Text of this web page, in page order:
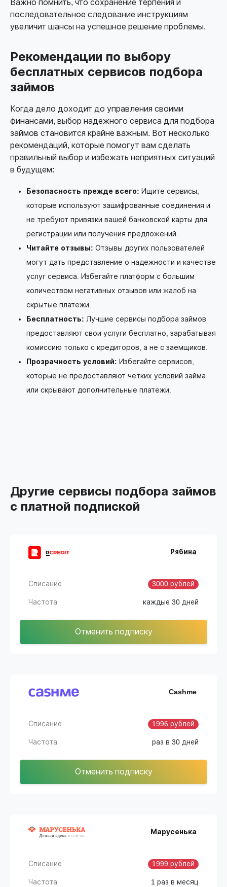
Важно помнить, что сохранение терпения и
последовательное следование инструкциям
увеличит шансы на успешное решение проблемы.
Рекомендации по выбору
бесплатных сервисов подбора
займов
Когда дело доходит до управления своими
финансами, выбор надежного сервиса для подбора
займов становится крайне важным. Вот несколько
рекомендаций, которые помогут вам сделать
правильный выбор и избежать неприятных ситуаций
в будущем:
Безопасность прежде всего: Ищите сервисы,
которые используют зашифрованные соединения и
не требуют привязки вашей банковской карты для
регистрации или получения предложений.
Читайте отзывы: Отзывы других пользователей
могут дать представление о надежности и качестве
услуг сервиса. Избегайте платформ с большим
количеством негативных отзывов или жалоб на
скрытые платежи.
Бесплатность: Лучшие сервисы подбора займов
предоставляют свои услуги бесплатно, зарабатывая
комиссию только с кредиторов, а не с заемщиков.
Прозрачность условий: Избегайте сервисов,
которые не предоставляют четких условий займа
или скрывают дополнительные платежи.
Другие сервисы подбора займов
с платной подпиской
Рябина
Списание 3000 рублей
Частота каждые 30 дней
Отменить подписку
Cashme
Списание 1996 рублей
Частота раз в 30 дней
Отменить подписку
Марусенька
Списание 1999 рублей
Частота 1 раз в месяц